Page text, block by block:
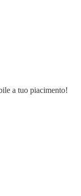
a tuo piacimento!